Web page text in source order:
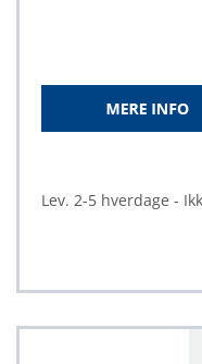
Lev. 2-5 hverdage -